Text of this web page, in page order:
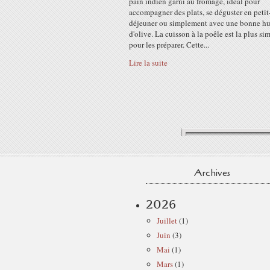
accompagner des plats, se déguster en
déjeuner ou simplement avec une bonne
d'olive. La cuisson à la poêle est la plus
pour les préparer. Cette...
Lire la suite
Archives
2026
Juillet(1)
Juin (3)
Mai (1)
Mars(1)